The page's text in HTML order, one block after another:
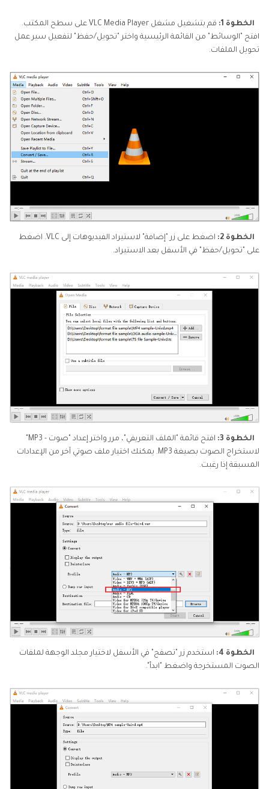
الخطوة 1:
قم بتشغيل مشغل VLC Media Player على سطح المكتب.
افتح "الوسائط" من القائمة الرئيسية واختر "تحويل/حفظ" لتفعيل سير عمل
تحويل الملفات.
الخطوة 2:
اضغط على زر "إضافة" لاستيراد الفيديوهات إلى VLC. اضغط
على "تحويل/حفظ" في الأسفل بعد الاستيراد.
الخطوة 3:
لاستخراج الصوت بصيغة MP3. يمكنك اختيار ملف صوتي آخر من الإعدادات
المسبقة إذا رغبت.
الخطوة 4:
استخدم زر "تصفح" في الأسفل لاختيار مجلد الوجهة لملفات
الصوت المستخرجة واضغط "ابدأ".